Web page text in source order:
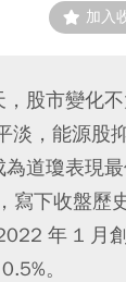
加入
股市變化
淡，能源股
道瓊表現
寫下收盤歷
年 1 月
。